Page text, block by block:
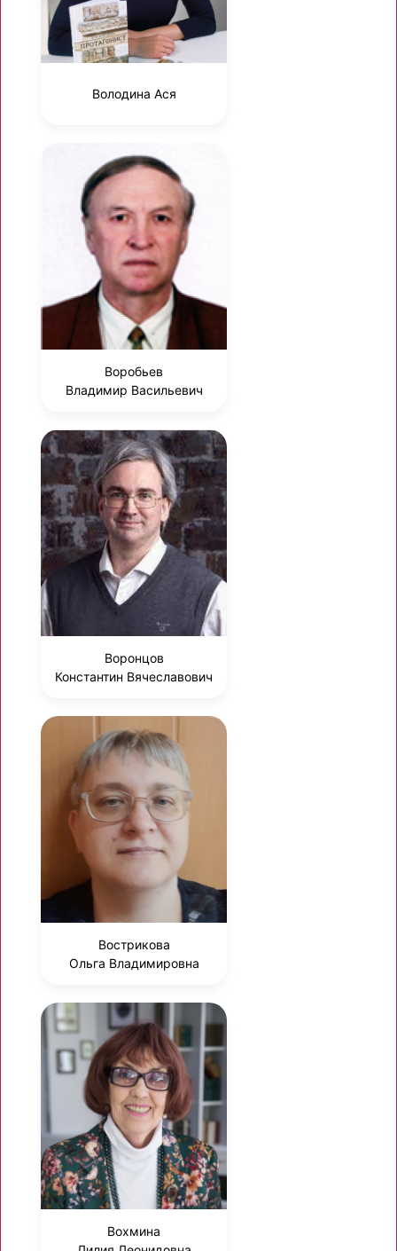
Володина Ася
Воробьев
Владимир Васильевич
Воронцов
Константин Вячеславович
Вострикова
Ольга Владимировна
Вохмина